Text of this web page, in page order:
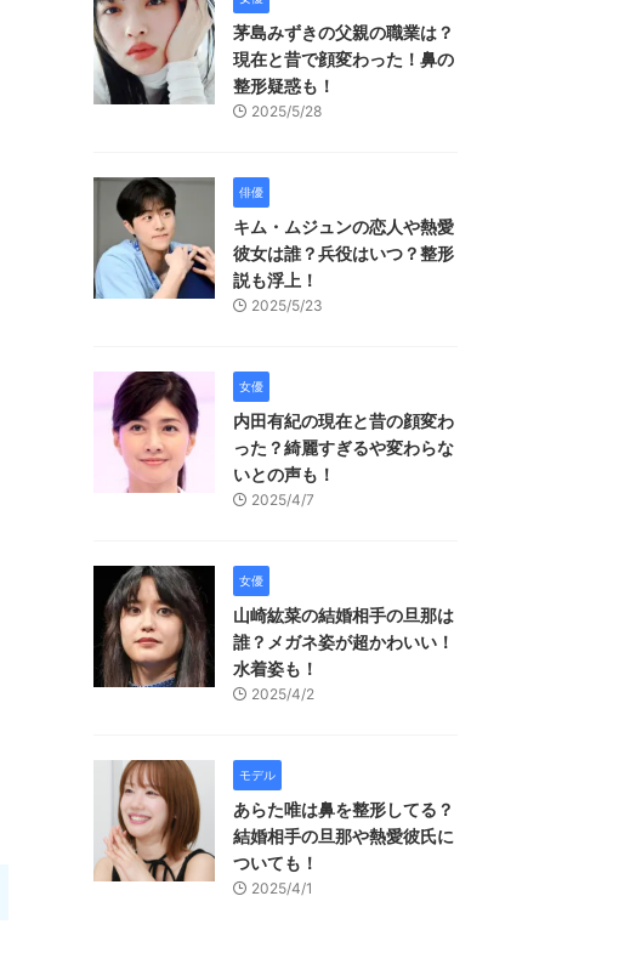
茅島みずきの父親の職業は？
現在と昔で顔変わった！鼻の
整形疑惑も！
2025/5/28
俳優
キム・ムジュンの恋人や熱愛
彼女は誰？兵役はいつ？整形
説も浮上！
2025/5/23
女優
内田有紀の現在と昔の顔変わ
った？綺麗すぎるや変わらな
いとの声も！
2025/4/7
女優
山崎紘菜の結婚相手の旦那は
誰？メガネ姿が超かわいい！
水着姿も！
2025/4/2
モデル
あらた唯は鼻を整形してる？
結婚相手の旦那や熱愛彼氏に
ついても！
2025/4/1